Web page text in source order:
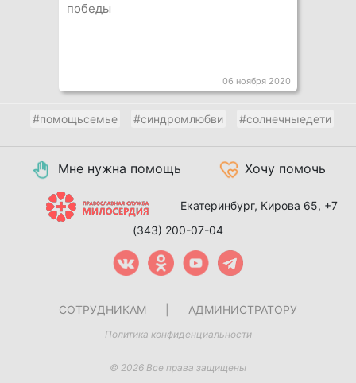
победы
06 ноября 2020
#помощьсемье #синдромлюбви #солнечныедети
Мне нужна помощь Хочу помочь
Екатеринбург, Кирова 65, +7
(343) 200-07-04
СОТРУДНИКАМ АДМИНИСТРАТОРУ
Политика конфиденциальности
© 2026 Все права защищены